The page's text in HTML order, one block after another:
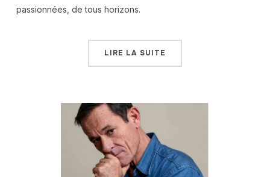
passionnées, de tous horizons.
LIRE LA SUITE